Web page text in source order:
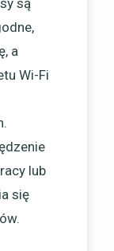
a
Wi-Fi
lub
się